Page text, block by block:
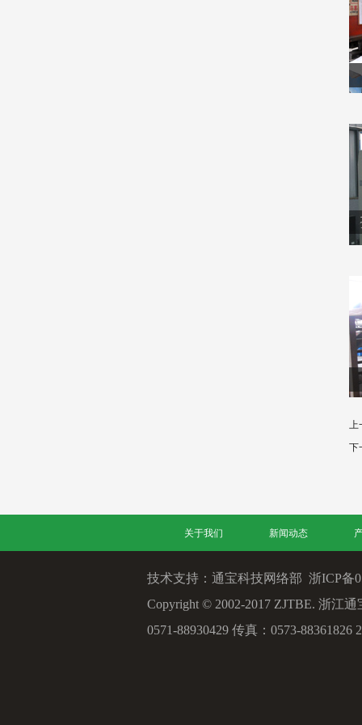
上
下
关于我们 新闻动态
技术支持：通宝科技网络部 浙ICP备
Copyright © 2002-2017 ZJTBE. 浙江
0571-88930429 传真：0573-88361826